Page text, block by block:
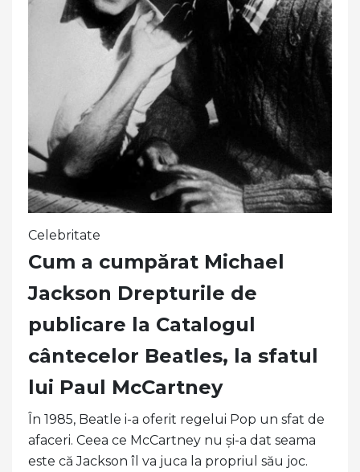
Celebritate
Cum a cumpărat Michael
Jackson Drepturile de
publicare la Catalogul
cântecelor Beatles, la sfatul
lui Paul McCartney
În 1985, Beatle i-a oferit regelui Pop un sfat de
afaceri. Ceea ce McCartney nu și-a dat seama
este că Jackson îl va juca la propriul său joc.